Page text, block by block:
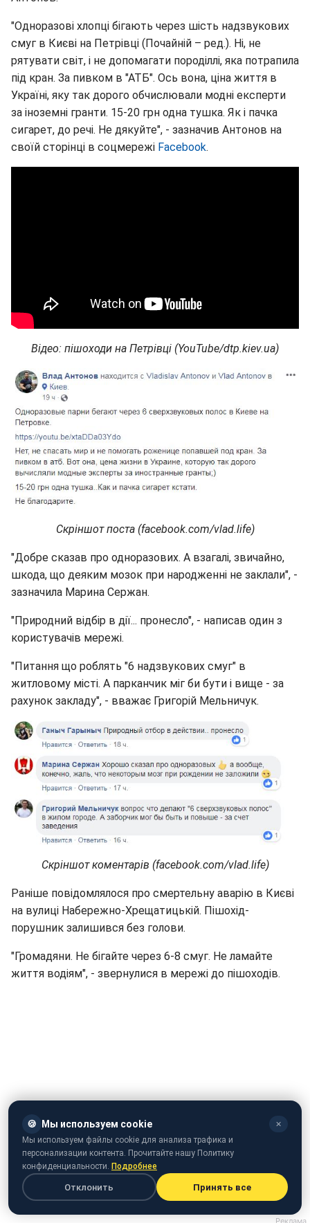
"Одноразові хлопці бігають через шість надзвукових
смуг в Києві на Петрівці (Почайній – ред.). Ні, не
рятувати світ, і не допомагати породіллі, яка потрапила
під кран. За пивком в "АТБ". Ось вона, ціна життя в
Україні, яку так дорого обчислювали модні експерти
за іноземні гранти. 15-20 грн одна тушка. Як і пачка
сигарет, до речі. Не дякуйте", - зазначив Антонов на
своїй сторінці в соцмережі Facebook.
Відео: пішоходи на Петрівці (YouTube/dtp.kiev.ua)
Скріншот поста (facebook.com/vlad.life)
"Добре сказав про одноразових. А взагалі, звичайно,
шкода, що деяким мозок при народженні не заклали", -
зазначила Марина Сержан.
"Природний відбір в дії... пронесло", - написав один з
користувачів мережі.
"Питання що роблять "6 надзвукових смуг" в
житловому місті. А парканчик міг би бути і вище - за
рахунок закладу", - вважає Григорій Мельничук.
Скріншот коментарів (facebook.com/vlad.life)
Раніше повідомлялося про смертельну аварію в Києві
на вулиці Набережно-Хрещатицькій. Пішохід-
порушник залишився без голови.
"Громадяни. Не бігайте через 6-8 смуг. Не ламайте
життя водіям", - звернулися в мережі до пішоходів.
Як поводяться на дорогах українські представники
влади (відео: РБК-Україна)
🍪 Мы используем cookie ✕
Мы используем файлы cookie для анализа трафика и
персонализации контента. Прочитайте нашу Политику
конфиденциальности. Подробнее
Отклонить Принять все